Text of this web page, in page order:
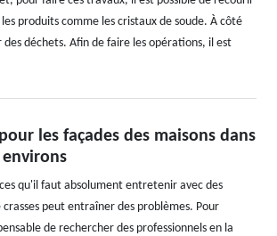
produits comme les cristaux de soude. À côté
déchets. Afin de faire les opérations, il est
les façades des maisons dans
environs
qu'il faut absolument entretenir avec des
peut entraîner des problèmes. Pour
de rechercher des professionnels en la